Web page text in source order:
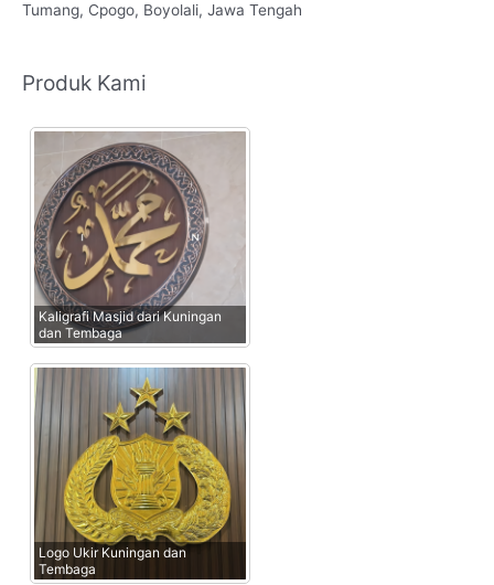
Tumang, Cpogo, Boyolali, Jawa Tengah
Produk Kami
Kaligrafi Masjid dari Kuningan
dan Tembaga
Logo Ukir Kuningan dan
Tembaga